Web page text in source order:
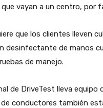
que vayan a un centro, por
que los clientes lleven
desinfectante de manos
de manejo.
de DriveTest lleva
de conductores también